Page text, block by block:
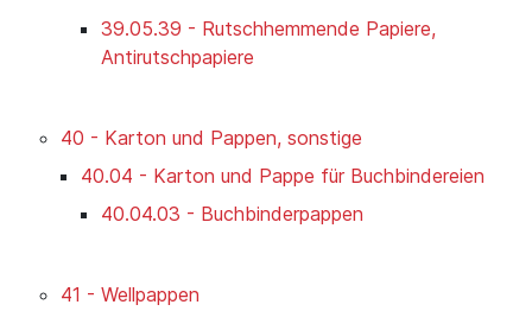
39.05.39 - Rutschhemmende Papiere,
Antirutschpapiere
40 - Karton und Pappen, sonstige
40.04 - Karton und Pappe für Buchbindereien
40.04.03 - Buchbinderpappen
41 - Wellpappen